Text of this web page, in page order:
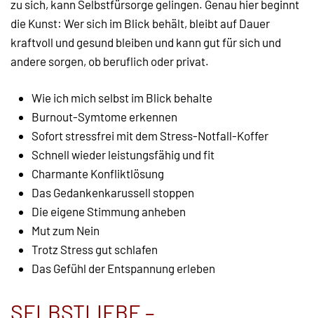
zu sich, kann Selbstfürsorge gelingen. Genau hier beginnt
die Kunst: Wer sich im Blick behält, bleibt auf Dauer
kraftvoll und gesund bleiben und kann gut für sich und
andere sorgen, ob beruflich oder privat.
Wie ich mich selbst im Blick behalte
Burnout-Symtome erkennen
Sofort stressfrei mit dem Stress-Notfall-Koffer
Schnell wieder leistungsfähig und fit
Charmante Konfliktlösung
Das Gedankenkarussell stoppen
Die eigene Stimmung anheben
Mut zum Nein
Trotz Stress gut schlafen
Das Gefühl der Entspannung erleben
SELBSTLIEBE –